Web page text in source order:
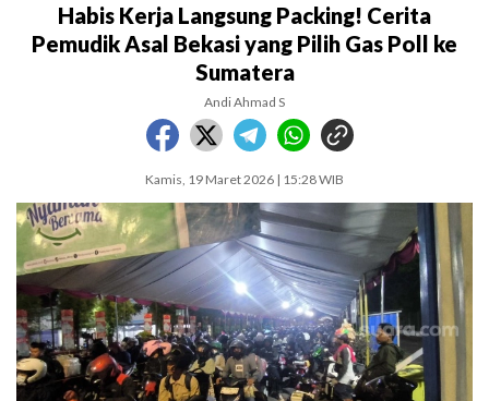
Habis Kerja Langsung Packing! Cerita
Pemudik Asal Bekasi yang Pilih Gas Poll ke
Sumatera
Andi Ahmad S
Kamis, 19 Maret 2026 | 15:28 WIB